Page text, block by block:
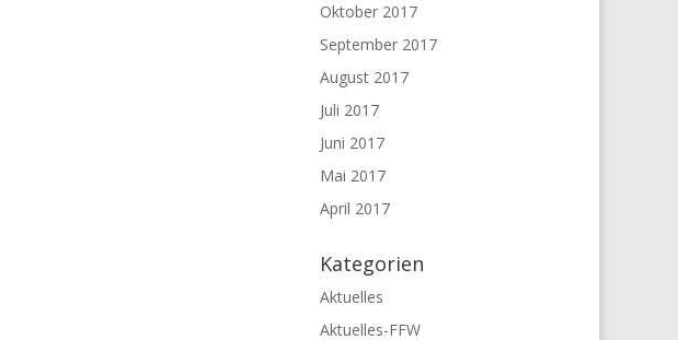
Oktober 2017
September 2017
August 2017
Juli 2017
Juni 2017
Mai 2017
April 2017
Kategorien
Aktuelles
Aktuelles-FFW